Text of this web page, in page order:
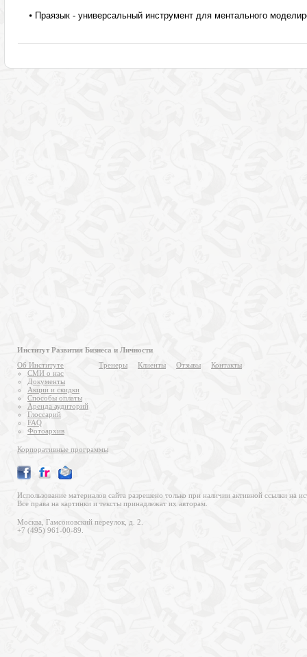
⦁ Праязык - универсальный инструмент для ментального
Институт Развития Бизнеса и Личности
Об Институте
СМИ о нас
Документы
Акции и скидки
Способы оплаты
Аренда аудиторий
Глоссарий
FAQ
Фотоархив
Тренеры Клиенты Отзывы Контакты
Корпоративные программы
Использование материалов сайта разрешено только при наличии активной ссылки на
Все права на картинки и тексты принадлежат их авторам.
Москва, Гамсоновский переулок, д. 2.
+7 (495) 961-00-89.